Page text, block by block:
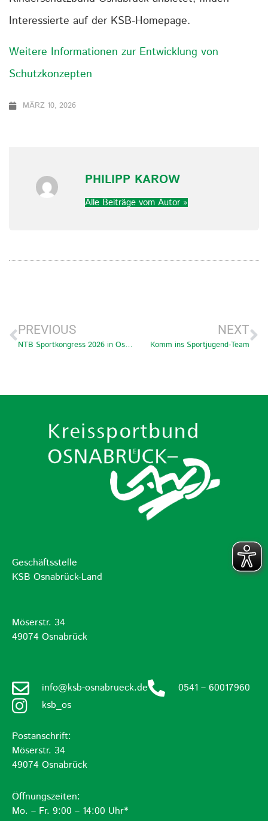
Interessierte auf der KSB-Homepage.
Weitere Informationen zur Entwicklung von
Schutzkonzepten
MÄRZ 10, 2026
PHILIPP KAROW
Alle Beiträge vom Autor »
PREVIOUS
NTB Sportkongress 2026 in Osnabrück
NEXT
Komm ins Sportjugend-Team
Geschäftsstelle
KSB Osnabrück-Land
Möserstr. 34
49074 Osnabrück
info@ksb-osnabrueck.de
0541 – 60017960
ksb_os
Postanschrift:
Möserstr. 34
49074 Osnabrück
Öffnungszeiten:
Mo. – Fr. 9:00 – 14:00 Uhr*